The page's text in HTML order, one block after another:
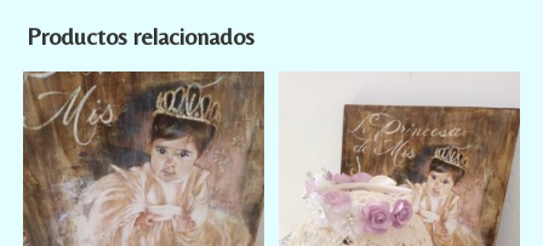
Productos relacionados